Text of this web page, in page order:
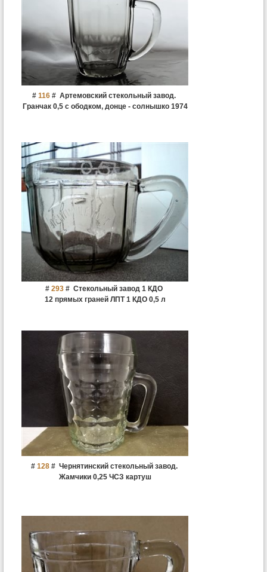
# 116 # Артемовский стекольный завод.
Гранчак 0,5 с ободком, донце - солнышко 1974
# 293 # Стекольный завод 1 КДО
12 прямых граней ЛПТ 1 КДО 0,5 л
# 128# Чернятинский стекольный завод.
Жамчики 0,25 ЧСЗ картуш